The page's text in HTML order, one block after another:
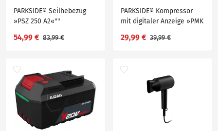
PARKSIDE® Seilhebezug
»PSZ 250 A2«""
54,99 € 83,99 €
PARKSIDE® Kompressor
mit digitaler Anzeige »PMK
29,99 € 39,99 €